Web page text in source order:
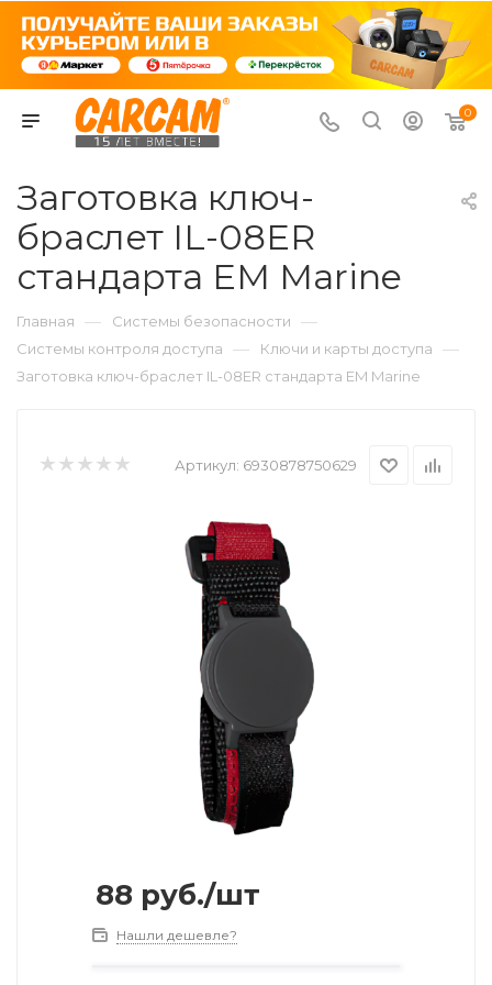
0
Заготовка ключ-
браслет IL-08ER
стандарта EM Marine
Главная — Системы безопасности —
Системы контроля доступа — Ключи и карты доступа —
Заготовка ключ-браслет IL-08ER стандарта EM Marine
Артикул: 6930878750629
88 руб./шт
Нашли дешевле?